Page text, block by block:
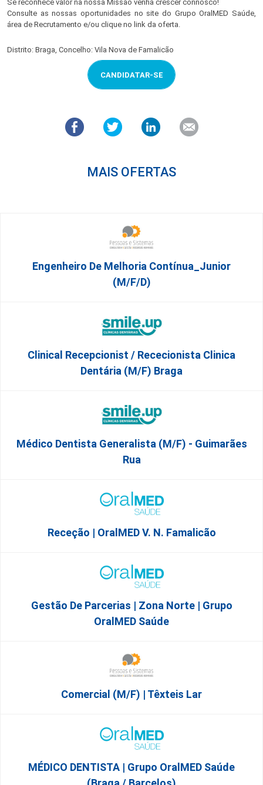
Se reconhece valor na nossa Missão venha crescer connosco!
Consulte as nossas oportunidades no site do Grupo OralMED Saúde,
área de Recrutamento e/ou clique no link da oferta.
Distrito: Braga, Concelho: Vila Nova de Famalicão
CANDIDATAR-SE
MAIS OFERTAS
Engenheiro De Melhoria Contínua_Junior
(m/f/d)
Clinical Recepcionist / Rececionista Clinica
Dentária (M/F) Braga
Médico Dentista Generalista (M/F) - Guimarães
Rua
Receção | OralMED V. N. Famalicão
Gestão De Parcerias | Zona Norte | Grupo
OralMED Saúde
Comercial (m/f) | Têxteis Lar
MÉDICO DENTISTA | Grupo OralMED Saúde